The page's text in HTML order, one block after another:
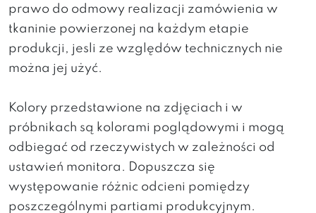
prawo do odmowy realizacji zamówienia w
tkaninie powierzonej na każdym etapie
produkcji, jesli ze względów technicznych nie
można jej użyć.
Kolory przedstawione na zdjęciach i w
próbnikach są kolorami poglądowymi i mogą
odbiegać od rzeczywistych w zależności od
ustawień monitora. Dopuszcza się
występowanie różnic odcieni pomiędzy
poszczególnymi partiami produkcyjnym.